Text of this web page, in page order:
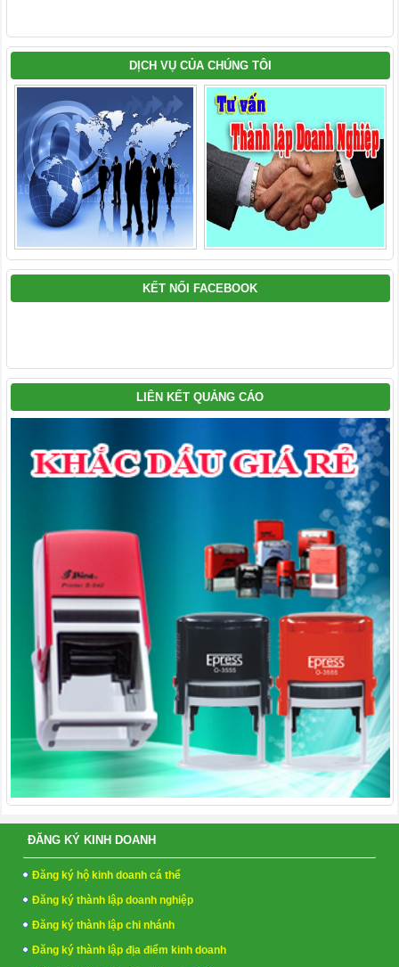
DỊCH VỤ CỦA CHÚNG TÔI
KẾT NỐI FACEBOOK
LIÊN KẾT QUẢNG CÁO
ĐĂNG KÝ KINH DOANH
Đăng ký hộ kinh doanh cá thể
Đăng ký thành lập doanh nghiệp
Đăng ký thành lập chi nhánh
Đăng ký thành lập địa điểm kinh doanh